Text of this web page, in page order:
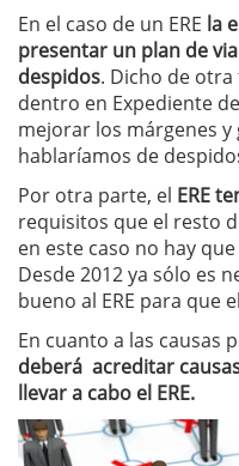
En el caso de un ERE la
presentar un plan de
despidos. Dicho de
dentro en Expediente
mejorar los márgenes y
hablaríamos de
Por otra parte, el ERE
requisitos que el resto
en este caso no hay
Desde 2012 ya sólo es
bueno al ERE para que
En cuanto a las causas
deberá acreditar
llevar a cabo el ERE.